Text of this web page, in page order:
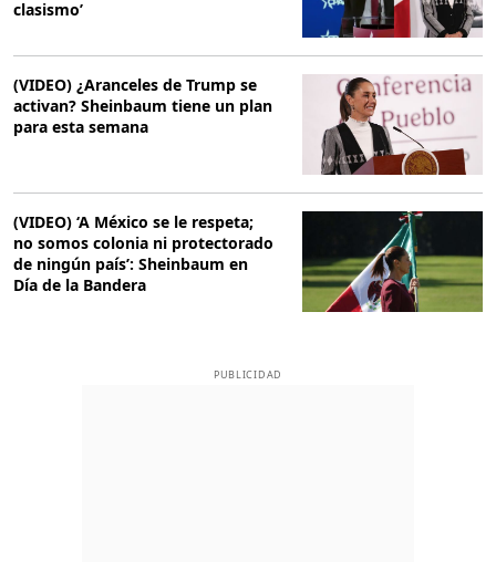
clasismo’
(VIDEO) ¿Aranceles de Trump se
activan? Sheinbaum tiene un plan
para esta semana
(VIDEO) ‘A México se le respeta;
no somos colonia ni protectorado
de ningún país’: Sheinbaum en
Día de la Bandera
PUBLICIDAD